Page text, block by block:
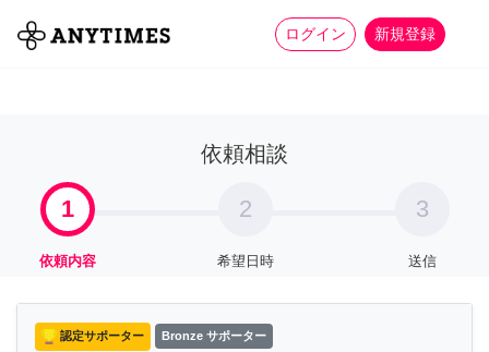
ログイン 新規登録
全て 家事 more_horiz
依頼相談
1
依頼内容
2
希望日時
3
送信
認定サポーター Bronze サポーター